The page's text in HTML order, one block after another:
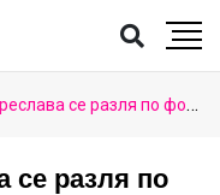
се разля по форумите! (ФОТО)
се разля по